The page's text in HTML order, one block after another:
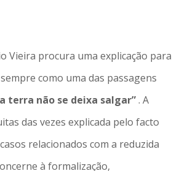
Vieira procura uma explicação para
como uma das passagens
terra não se deixa salgar”. A
das vezes explicada pelo facto
relacionados com a reduzida
à formalização,